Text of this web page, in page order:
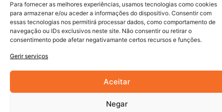
Para fornecer as melhores experiências, usamos tecnologias como cookies
para armazenar e/ou aceder a informações do dispositivo. Consentir com
essas tecnologias nos permitirá processar dados, como comportamento de
navegação ou IDs exclusivos neste site. Não consentir ou retirar o
consentimento pode afetar negativamante certos recursos e funções.
Gerir serviços
Aceitar
Negar